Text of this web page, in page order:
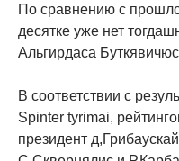
По сравнению с
десятке уже нет
Альгирдаса
В соответствии с
Spinter tyrimai,
президент